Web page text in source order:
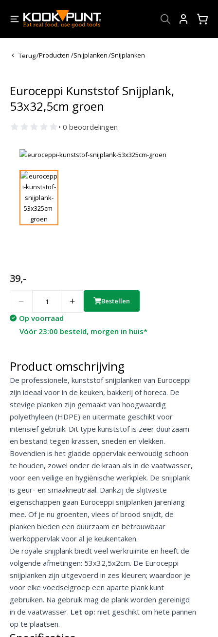
Terug/Producten /Snijplanken/Snijplanken
Euroceppi Kunststof Snijplank,
53x32,5cm groen
• 0 beoordelingen
39,-
Bestellen
Op voorraad
Vóór 23:00 besteld, morgen in huis*
Product omschrijving
De professionele, kunststof snijplanken van Euroceppi
zijn ideaal voor in de keuken, bakkerij of horeca. De
stevige planken zijn gemaakt van hoogwaardig
polyethyleen (HDPE) en uitermate geschikt voor
intensief gebruik. Dit type kunststof is zeer duurzaam
en bestand tegen krassen, sneden en vlekken.
Bovendien is het gladde oppervlak eenvoudig schoon
te houden, zowel onder de kraan als in de vaatwasser,
voor een veilige en hygiënische werkplek. De snijplank
is geur- en smaakneutraal. Dankzij de slijtvaste
eigenschappen gaan Euroceppi snijplanken jarenlang
mee. Of je nu groenten, vlees of brood snijdt, de
planken bieden een duurzaam en betrouwbaar
werkoppervlak voor al je keukentaken.
De royale snijplank biedt veel werkruimte en heeft de
volgende afmetingen: 53x32,5x2cm. De Euroceppi
snijplanken zijn uitgevoerd in zes kleuren; waardoor je
voor elke voedselgroep een aparte plank kunt
gebruiken. Na gebruik mag de plank worden gereinigd
in de vaatwasser. Let op: niet geschikt om hete pannen
op te plaatsen.